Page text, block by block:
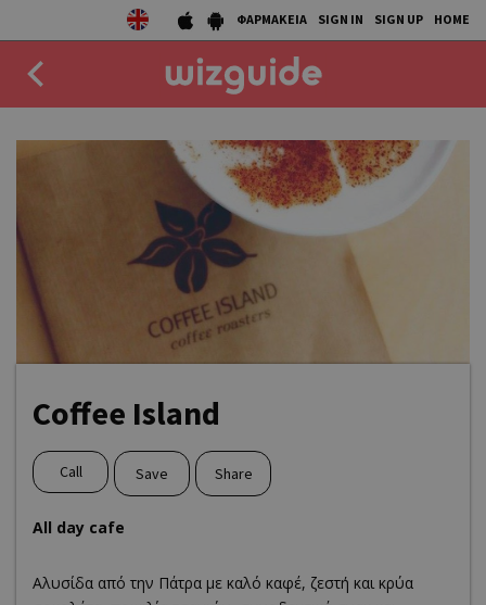
ΦΑΡΜΑΚΕΙΑ SIGN IN SIGN UP HOME
50 BEST
COLLECTIONS
Coffee Island
Call Save Share
All day cafe
Αλυσίδα από την Πάτρα με καλό καφέ, ζεστή και κρύα